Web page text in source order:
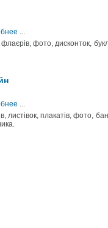
...
фото, дисконток,
...
листівок, плакатів, фото,